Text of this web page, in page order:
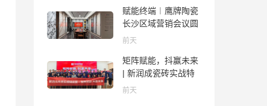
赋能终端︱鹰牌陶瓷
长沙区域营销会议圆
满举行，共探渠道拓
前天
矩阵赋能，抖赢未来
| 新润成瓷砖实战特
训营成功举办，吹响
前天